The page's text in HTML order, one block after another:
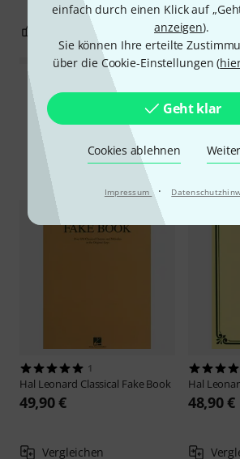
einfach durch einen Klick auf
anzeigen).
Sie können Ihre erteilte
über die Cookie-Einstellungen (
Geht klar
Cookies ablehnen
Impressum ·
0 BEWERTUNG MELDEN
Alle Bewertungen
Alternativen
1
Hal Leonard Classical Fake Book
49,90 €
Vergleichen
Hal
48,90 €